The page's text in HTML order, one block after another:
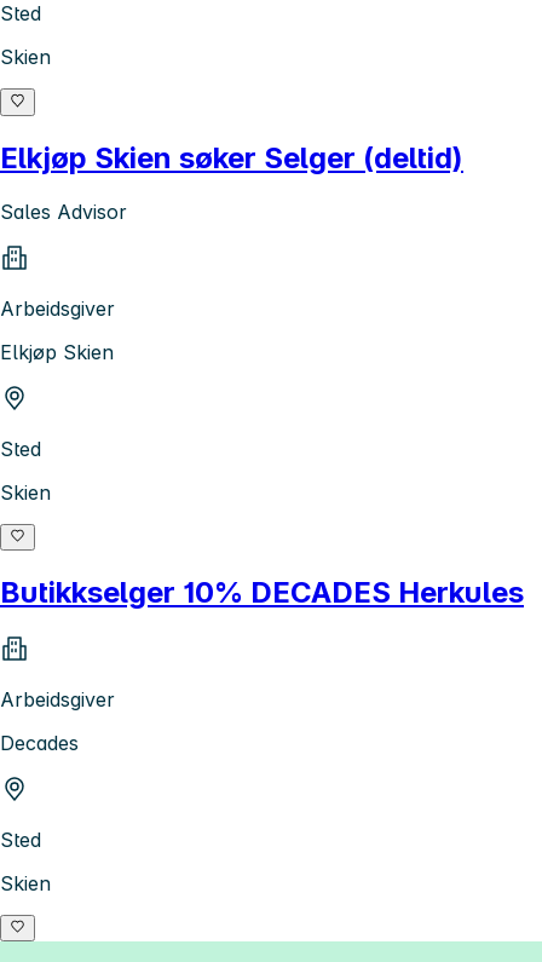
Sted
Skien
Elkjøp Skien søker Selger (deltid)
Sales Advisor
Arbeidsgiver
Elkjøp Skien
Sted
Skien
Butikkselger 10% DECADES Herkules
Arbeidsgiver
Decades
Sted
Skien